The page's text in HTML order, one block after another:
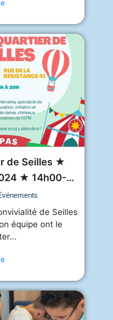
de Seilles ★
★ 14h00-
de Seilles
équipe ont le